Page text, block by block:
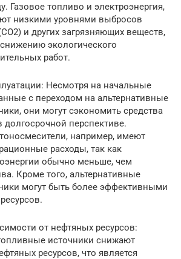
Газовое топливо и электроэнергия,
низкими уровнями выбросов
и других загрязняющих веществ,
экологического
работ.
Несмотря на начальные
с переходом на альтернативные
они могут сэкономить средства
долгосрочной перспективе.
например, имеют
расходы, так как
обычно меньше, чем
Кроме того, альтернативные
могут быть более эффективными
от нефтяных ресурсов:
источники снижают
ресурсов, что является